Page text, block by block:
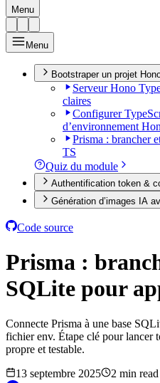
Menu
Menu
Bootstraper un projet
Serveur Hono
claires
Configurer
d’environnement
Prisma : brancher
TS
Quiz du module
Authentification token &
Génération d’images IA
Code source
Prisma :
SQLite pour
Connecte Prisma à une base
fichier env. Étape clé pour lancer
propre et testable.
13 septembre 2025
2 min read